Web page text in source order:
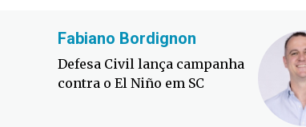
Fabiano Bordignon
Defesa Civil lança campanha
contra o El Niño em SC